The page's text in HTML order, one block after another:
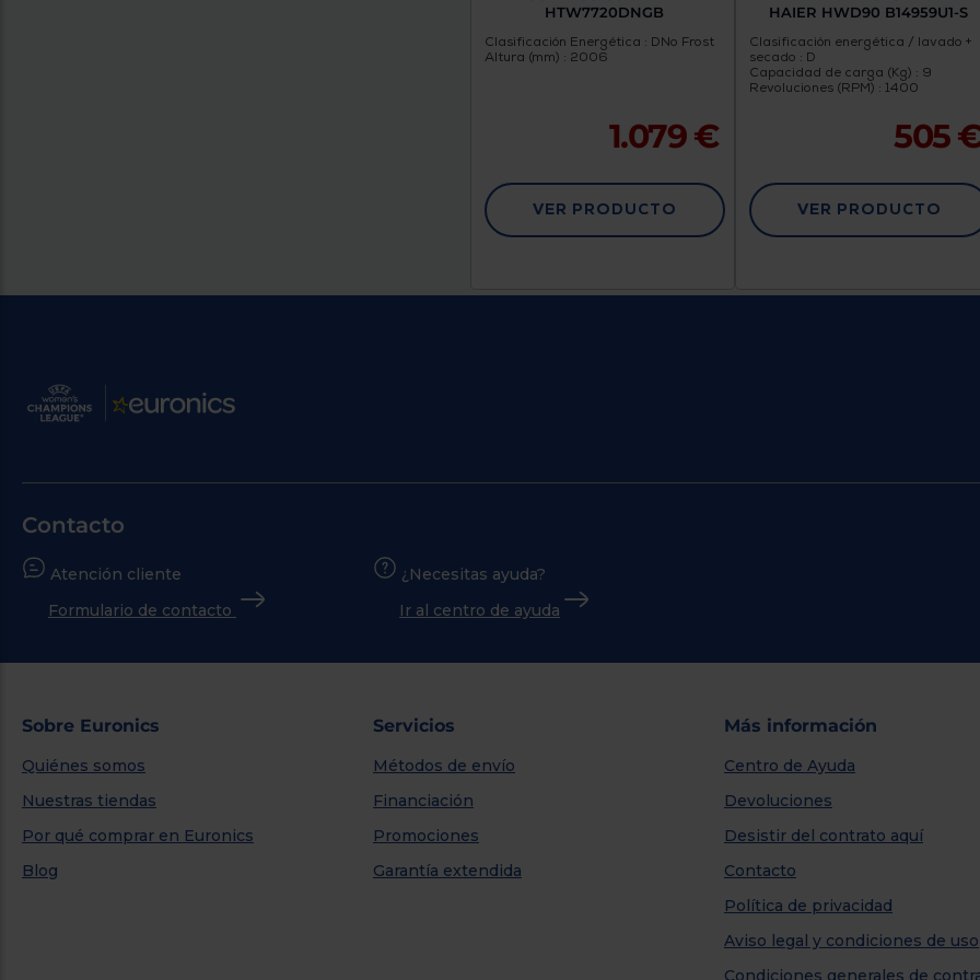
HTW7720DNGB
Clasificación Energética : DNo Frost
Altura (mm) : 2006
1.079 €
VER PRODUCTO
HAIER HWD90 B14959U1-S
Clasificación energética / lavado +
secado : D
Capacidad de carga (Kg) : 9
Revoluciones (RPM) : 1400
505
VER PRODUCTO
Contacto
Atención cliente
Formulario de contacto
¿Necesitas ayuda?
Ir al centro de ayuda
Sobre Euronics
Quiénes somos
Nuestras tiendas
Por qué comprar en Euronics
Blog
Servicios
Métodos de envío
Financiación
Promociones
Garantía extendida
Más información
Centro de Ayuda
Devoluciones
Desistir del contrato aquí
Contacto
Política de privacidad
Aviso legal y condiciones de uso
Condiciones generales de